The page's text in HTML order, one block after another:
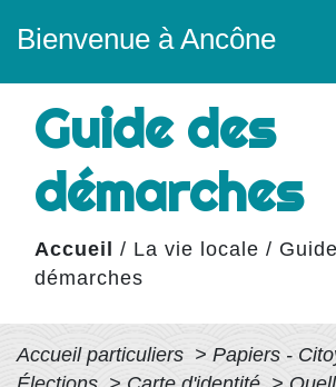
Bienvenue à Ancône
Guide des
démarches
Accueil / La vie locale /
démarches
Accueil particuliers > Papiers -